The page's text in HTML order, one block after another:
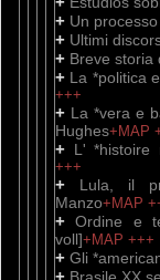
+ Un
+ Ultimi
+ Breve storia
+ La *politica
+++
+ La *vera e
Hughes+MAP
+ L' *histoire
+++
+ Lula, il
Manzo+MAP
+Ordine e
voll]+MAP +++
+ Gli
+